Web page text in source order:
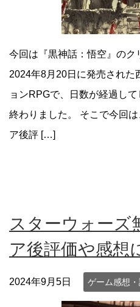
今回は『黒神話：悟空』のク
2024年8月20日に発売された
ョンRPGで、日数が経過し
終わりました。 そこで今回
ア後評 […]
スターウォーズ
ア後評価や感想
2024年9月5日 ゲーム感想